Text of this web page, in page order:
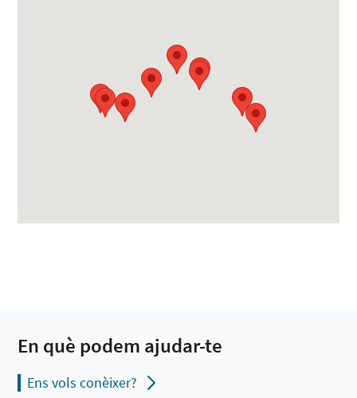
En què podem ajudar-te
Ens vols conèixer?